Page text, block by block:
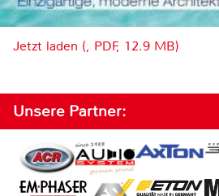
Jetzt laden (, PDF, 12.9 MB)
Unsere Partner: